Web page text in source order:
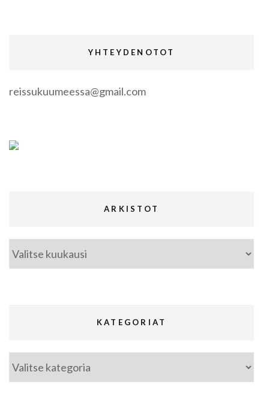
YHTEYDENOTOT
reissukuumeessa@gmail.com
ARKISTOT
Arkistot
KATEGORIAT
Kategoriat